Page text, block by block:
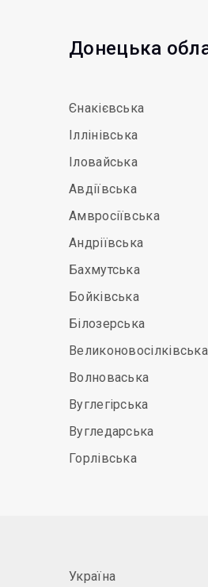
Донецька
Єнакієвська
Іллінівська
Іловайська
Авдіївська
Амвросіївська
Андріївська
Бахмутська
Бойківська
Білозерська
Великоновосілківська
Волноваська
Вуглегірська
Вугледарська
Горлівська
Україна